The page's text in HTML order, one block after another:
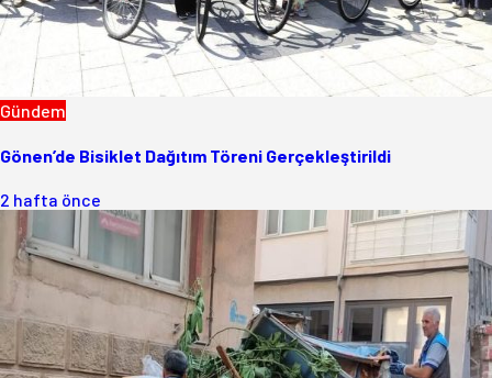
Gündem
Gönen’de Bisiklet Dağıtım Töreni Gerçekleştirildi
2 hafta önce